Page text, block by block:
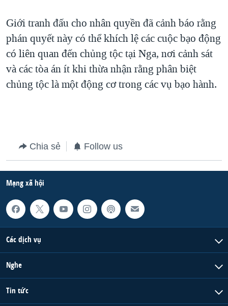
Giới tranh đấu cho nhân quyền đã cảnh báo rằng
phán quyết này có thể khích lệ các cuộc bạo động
có liên quan đến chủng tộc tại Nga, nơi cảnh sát
và các tòa án ít khi thừa nhận rằng phân biệt
chủng tộc là một động cơ trong các vụ bạo hành.
Chia sẻ Follow us
Mạng xã hội
Các dịch vụ
Nghe
Tin tức